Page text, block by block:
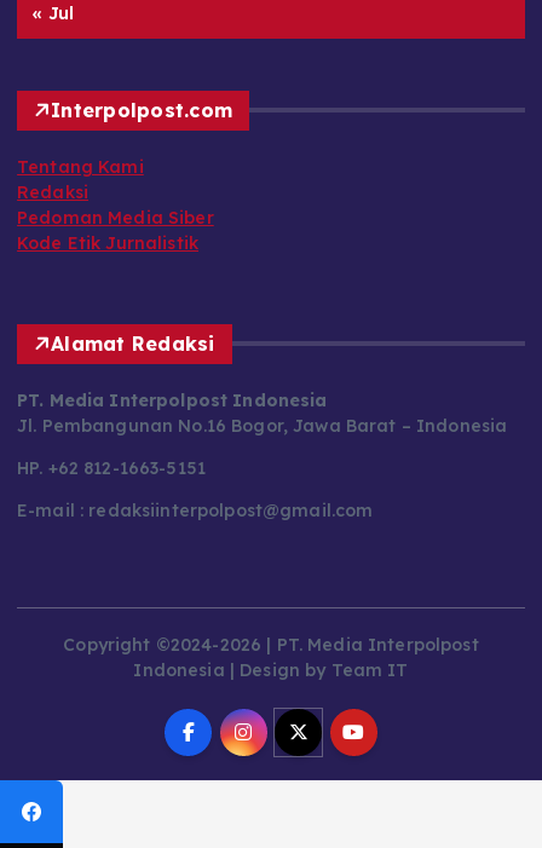
Interpolpost.com
Redaksi
Pedoman Media Siber
Kode Etik Jurnalistik
Alamat Redaksi
Jl. Pembangunan No.16 Bogor, Jawa Barat – Indonesia
Indonesia | Design by Team IT